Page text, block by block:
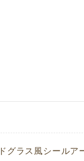
ドグラス風シール